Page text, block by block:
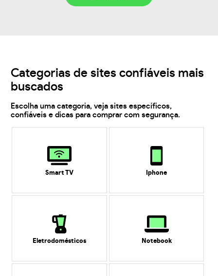
Categorias de sites confiáveis mais
buscados
Escolha uma categoria, veja sites específicos,
confiáveis e dicas para comprar com segurança.
Smart TV Iphone
Eletrodomésticos Notebook